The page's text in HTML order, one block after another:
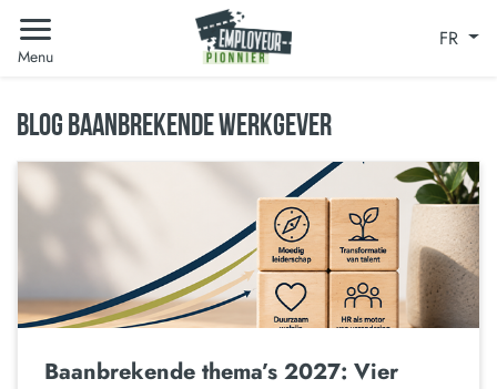
Menu
FR
BLOG BAANBREKENDE WERKGEVER
Baanbrekende thema’s 2027: Vier